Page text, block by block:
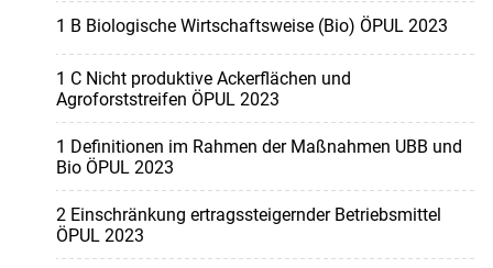
1 B Biologische Wirtschaftsweise (Bio) ÖPUL 2023
1 C Nicht produktive Ackerflächen und
Agroforststreifen ÖPUL 2023
1 Definitionen im Rahmen der Maßnahmen UBB und
Bio ÖPUL 2023
2 Einschränkung ertragssteigernder Betriebsmittel
ÖPUL 2023